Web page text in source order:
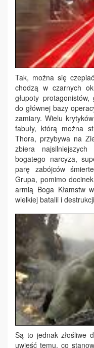
Tak, można się
chodzą w czarnych
głupoty
do głównej bazy
zamiary. Wielu
fabuły, którą można
Thora, przybywa na
zbiera
bogatego narcyza,
parę zabójców
Grupa, pomimo
armią Boga Kłamstw
wielkiej batalii i
Są to jednak złośliwe
uwieść temu, co